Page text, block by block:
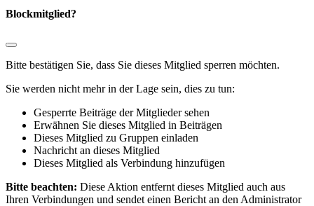
Blockmitglied?
Bitte bestätigen Sie, dass Sie dieses Mitglied sperren möchten.
Sie werden nicht mehr in der Lage sein, dies zu tun:
Gesperrte Beiträge der Mitglieder sehen
Erwähnen Sie dieses Mitglied in Beiträgen
Dieses Mitglied zu Gruppen einladen
Nachricht an dieses Mitglied
Dieses Mitglied als Verbindung hinzufügen
Bitte beachten: Diese Aktion entfernt dieses Mitglied auch aus
Ihren Verbindungen und sendet einen Bericht an den Administrator